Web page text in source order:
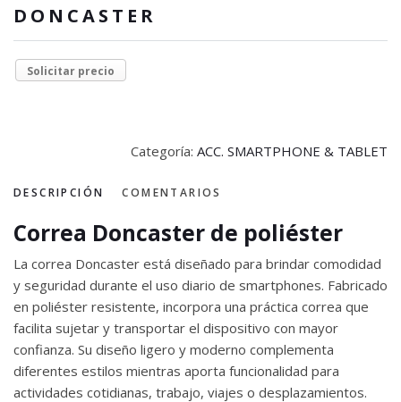
DONCASTER
Solicitar precio
Categoría: ACC. SMARTPHONE & TABLET
DESCRIPCIÓN COMENTARIOS
Correa Doncaster de poliéster
La correa Doncaster está diseñado para brindar comodidad
y seguridad durante el uso diario de smartphones. Fabricado
en poliéster resistente, incorpora una práctica correa que
facilita sujetar y transportar el dispositivo con mayor
confianza. Su diseño ligero y moderno complementa
diferentes estilos mientras aporta funcionalidad para
actividades cotidianas, trabajo, viajes o desplazamientos.